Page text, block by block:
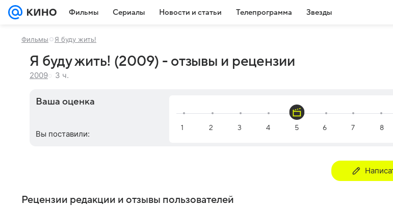
Фильмы Сериалы Новости и статьи Телепрограмма Звезды
Фильмы Я буду жить!
Я буду жить! (2009) - отзывы и рецензии
2009 3 ч.
Ваша оценка
Вы поставили:
Рецензии редакции и отзывы пользователей